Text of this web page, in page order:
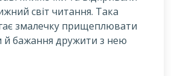
світ читання. Така
змалечку прищеплювати
й бажання дружити з нею